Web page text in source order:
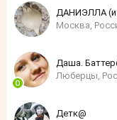
Москва,
Даша.
Люберцы,
Детк@